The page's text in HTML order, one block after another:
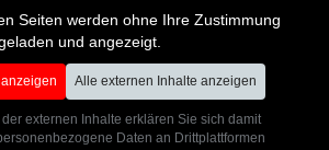
Seiten werden ohne Ihre Zustimmung
und angezeigt.
Alle externen Inhalte anzeigen
externen Inhalte erklären Sie sich damit
Daten an Drittplattformen